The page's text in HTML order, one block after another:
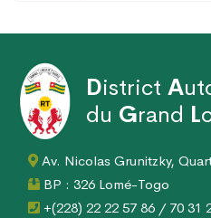
District A
du Grand L
Av. Nicolas Grunitzky,
BP : 326 Lomé-Togo
+(228) 22 22 57 86 / 70 31